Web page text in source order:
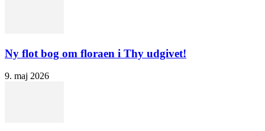
Ny flot bog om floraen i Thy udgivet!
9. maj 2026